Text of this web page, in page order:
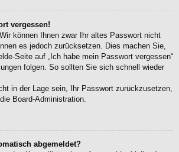
vergessen!
können Ihnen zwar Ihr altes Passwort nicht
es jedoch zurücksetzen. Dies machen Sie,
Seite auf „Ich habe mein Passwort vergessen“
folgen. So sollten Sie sich schnell wieder
in der Lage sein, Ihr Passwort zurückzusetzen,
Board-Administration.
abgemeldet?